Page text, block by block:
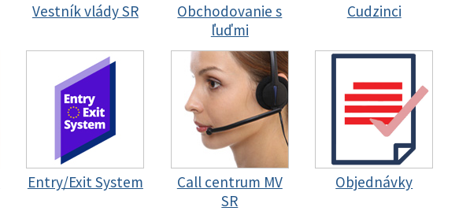
Vestník vlády SR
Obchodovanie s
ľuďmi
Cudzinci
Entry/Exit System
Call centrum MV
SR
Objednávky